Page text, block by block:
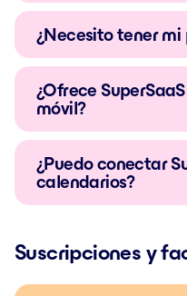
¿Necesito tener
¿Ofrece
móvil?
¿Puedo conectar
calendarios?
Suscripciones y